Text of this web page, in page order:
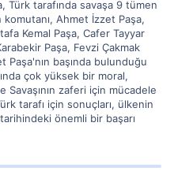
Türk tarafında savaşa 9 tümen
komutanı, Ahmet İzzet Paşa,
Kemal Paşa, Cafer Tayyar
Paşa, Fevzi Çakmak
Paşa'nın başında bulunduğu
çok yüksek bir moral,
Savaşının zaferi için mücadele
tarafı için sonuçları, ülkenin
önemli bir başarı